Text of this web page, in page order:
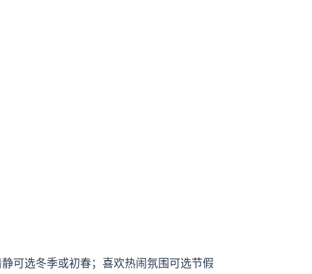
可选冬季或初春；喜欢热闹氛围可选节假